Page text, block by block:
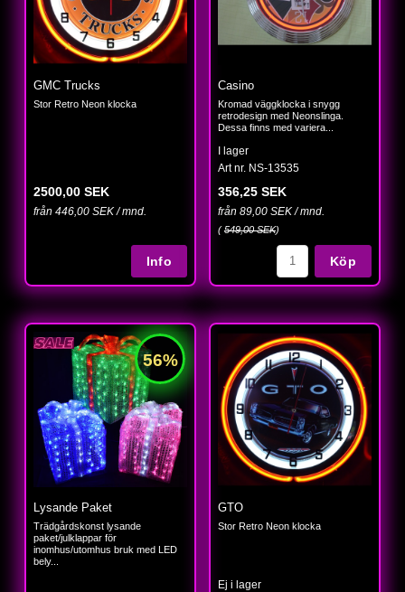
GMC Trucks
Stor Retro Neon klocka
2500,00 SEK
från 446,00 SEK / mnd.
Casino
Kromad väggklocka i snygg
retrodesign med Neonslinga.
Dessa finns med variera...
I lager
Art nr. NS-13535
356,25 SEK
från 89,00 SEK / mnd.
(549,00 SEK)
Köp
Lysande Paket
Trädgårdskonst lysande
paket/julklappar för
inomhus/utomhus bruk med LED
bely...
GTO
Stor Retro Neon klocka
Ej i lager